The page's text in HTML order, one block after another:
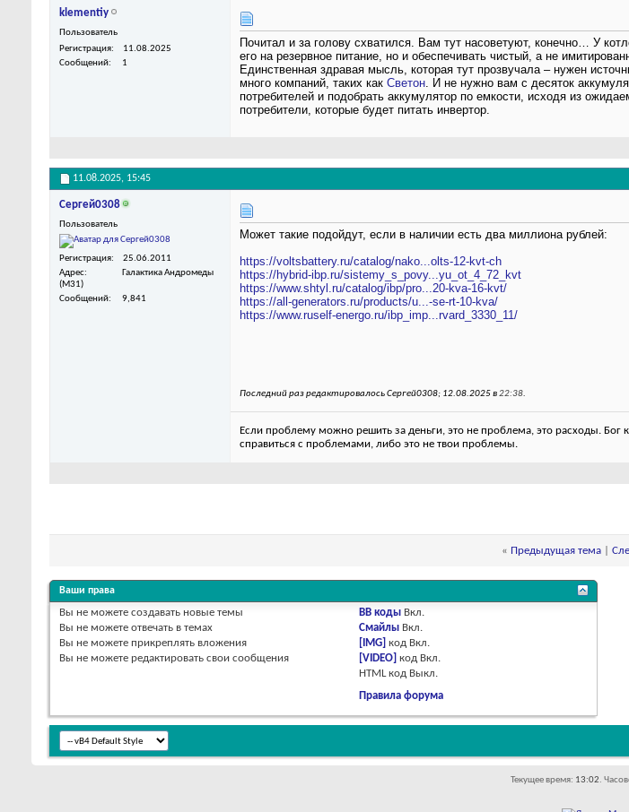
klementiy
Пользователь
Регистрация
11.08.2025
Сообщений
1
Почитал и за голову схватился. Вам тут насоветуют, конечно… У
его на резервное питание, но и обеспечивать чистый, а не
Единственная здравая мысль, которая тут прозвучала – нужен
много компаний, таких как Светон. И не нужно вам с десяток
потребителей и подобрать аккумулятор по емкости, исходя из
потребители, которые будет питать инвертор.
11.08.2025, 15:45
Сергей0308
Пользователь
Регистрация
25.06.2011
Адрес
Галактика Андромеды
(M31)
Сообщений
9,841
Может такие подойдут, если в наличии есть два миллиона рублей:
https://voltsbattery.ru/catalog/nako...olts-12-kvt-ch
https://hybrid-ibp.ru/sistemy_s_povy...yu_ot_4_72_kvt
https://www.shtyl.ru/catalog/ibp/pro...20-kva-16-kvt/
https://all-generators.ru/products/u...-se-rt-10-kva/
https://www.ruself-energo.ru/ibp_imp...rvard_3330_11/
Последний раз редактировалось Сергей0308; 12.08.2025 в22:38.
Если проблему можно решить за деньги, это не проблема, это расходы.
справиться с проблемами, либо это не твои проблемы.
« Предыдущая тема
Ваши права
Вы не можете создавать новые темы
Вы не можете отвечать в темах
Вы не можете прикреплять вложения
Вы не можете редактировать свои сообщения
BB коды Вкл.
Смайлы Вкл.
[IMG] код Вкл.
[VIDEO] код Вкл.
HTML код Выкл.
Правила форума
Текущее время: 13:02.